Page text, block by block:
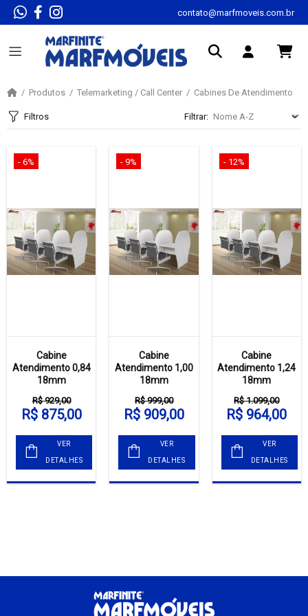
contato@marfmoveis.com.br
Produtos Telemarketing / Call Center Cabines De Atendimento
Filtros Filtrar:
- 6%
Cabine
Atendimento 0,84
18mm
R$ 929,00
R$ 875,00
VER
DETALHES
- 9%
Cabine
Atendimento 1,00
18mm
R$ 999,00
R$ 909,00
VER
DETALHES
- 12%
Cabine
Atendimento 1,24
18mm
R$ 1.099,00
R$ 964,00
VER
DETALHES